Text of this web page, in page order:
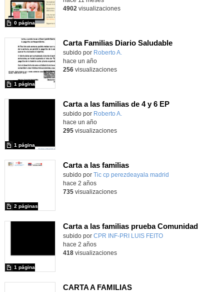
0 página
4902 visualizaciones
Carta Familias Diario Saludable
subido por Roberto A.
1 página
hace un año
256visualizaciones
Carta a las familias de 4 y 6 EP
subido por Roberto A.
1 página
hace un año
295visualizaciones
Carta a las familias
Contenido educativo.
subido por Tic cp perezdeayala madrid
2 páginas
hace 2 años
735visualizaciones
Carta a las familias prueba Comunidad
subido por CPR INF-PRI LUIS FEITO
1 página
-
hace 2 años
418visualizaciones
CARTA A FAMILIAS